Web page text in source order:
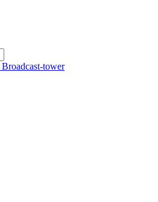
Broadcast-tower